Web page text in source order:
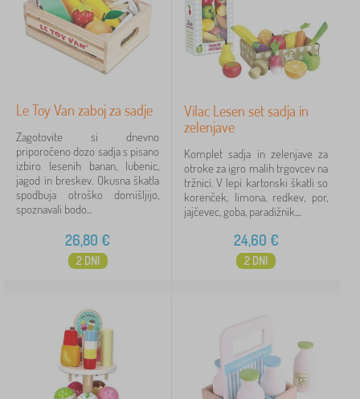
Le Toy Van zaboj za sadje
Zagotovite si dnevno
priporočeno dozo sadja s pisano
izbiro lesenih banan, lubenic,
jagod in breskev. Okusna škatla
spodbuja otroško domišljijo,
spoznavali bodo...
26,80 €
2 DNI
Vilac Lesen set sadja in
zelenjave
Komplet sadja in zelenjave za
otroke za igro malih trgovcev na
tržnici. V lepi kartonski škatli so
korenček, limona, redkev, por,
jajčevec, goba, paradižnik,...
24,60 €
2 DNI